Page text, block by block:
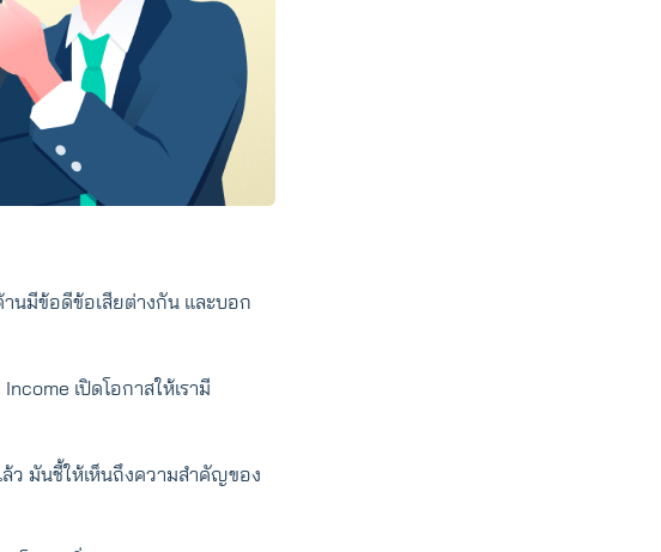
นมีข้อดีข้อเสียต่างกัน และบอก
เปิดโอกาสให้เรามี
ว มันชี้ให้เห็นถึงความสำคัญของ